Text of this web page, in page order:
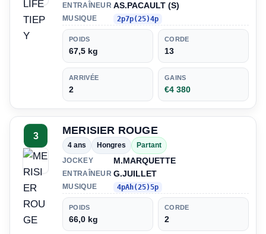
ENTRAÎNEUR AS.PACAULT (S)
MUSIQUE 2p7p(25)4p
POIDS
67,5 kg
CORDE
13
ARRIVÉE
2
GAINS
€4 380
3 MERISIER ROUGE
4 ans Hongres
Partant
JOCKEY
M.MARQUETTE
ENTRAÎNEUR G.JUILLET
MUSIQUE 4pAh(25)5p
POIDS
66,0 kg
CORDE
2